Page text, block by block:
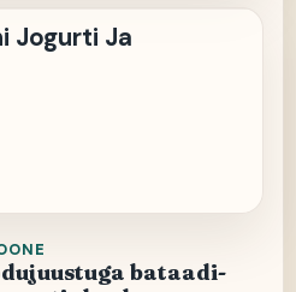
Jogurti Ja
bataadi-